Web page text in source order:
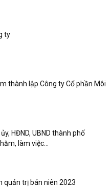
ty
thành lập Công ty Cổ phần Môi
HĐND, UBND thành phố
làm việc...
quản trị bán niên 2023